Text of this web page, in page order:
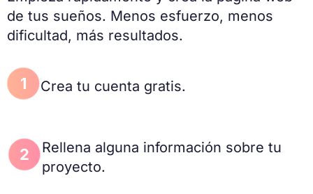
de tus sueños. Menos esfuerzo, menos
dificultad, más resultados.
1 Crea tu cuenta gratis.
2
Rellena alguna información sobre tu
proyecto.